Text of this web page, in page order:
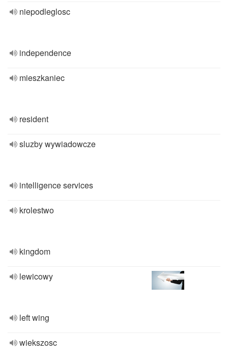
niepodleglosc
independence
mieszkaniec
resident
sluzby wywiadowcze
intelligence services
krolestwo
kingdom
lewicowy
left wing
wiekszosc